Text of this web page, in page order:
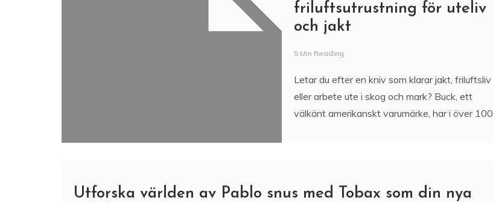
friluftsutrustning för uteliv
och jakt
5 Min Reading
Letar du efter en kniv som klarar jakt, friluftsliv
eller arbete ute i skog och mark? Buck, ett
välkänt amerikanskt varumärke, har i över 100
Utforska världen av Pablo snus med Tobax som din nya